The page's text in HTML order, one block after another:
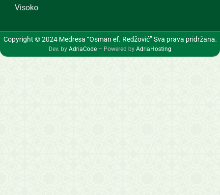
Visoko
Copyright © 2024 Medresa “Osman ef. Redžović” Sva prava pridržana.
Dev. by AdriaCode – Powered by AdriaHosting